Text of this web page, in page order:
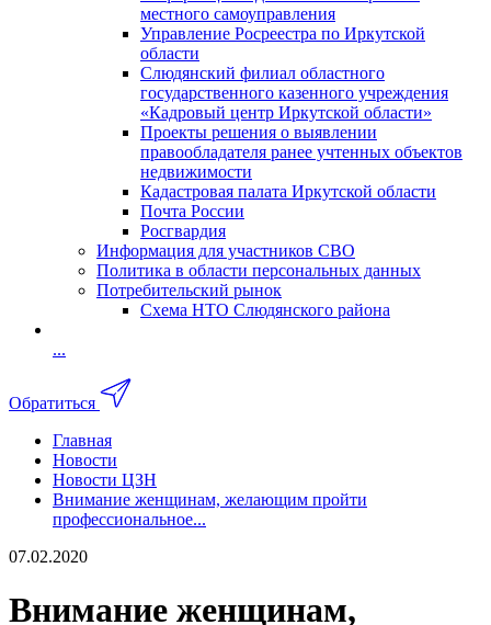
местного самоуправления
Управление Росреестра по Иркутской
области
Слюдянский филиал областного
государственного казенного учреждения
«Кадровый центр Иркутской области»
Проекты решения о выявлении
правообладателя ранее учтенных объектов
недвижимости
Кадастровая палата Иркутской области
Почта России
Росгвардия
Информация для участников СВО
Политика в области персональных данных
Потребительский рынок
Схема НТО Слюдянского района
...
Обратиться
Главная
Новости
Новости ЦЗН
Внимание женщинам, желающим пройти
профессиональное...
07.02.2020
Внимание женщинам,